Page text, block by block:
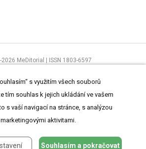
MeDitorial | ISSN 1803-6597
aZásady zpracování osobních údajů
s využitím všech souborů
tím souhlas k jejich ukládání ve vašem
s vaší navigací na stránce, s analýzou
aktivitami.
Souhlasím a pokračovat